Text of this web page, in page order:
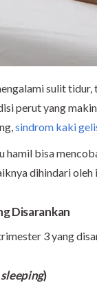
sulit
perut yang
sindrom kaki
hamil bisa
dihindari oleh
Disarankan
3 yang
)